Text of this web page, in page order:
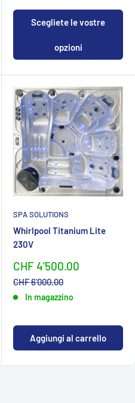
Scegliete le vostre
opzioni
SPA SOLUTIONS
Whirlpool Titanium Lite
230V
Sonderpreis
CHF 4'500.00
Normalpreis
CHF 6'000.00
In magazzino
Aggiungi al carrello